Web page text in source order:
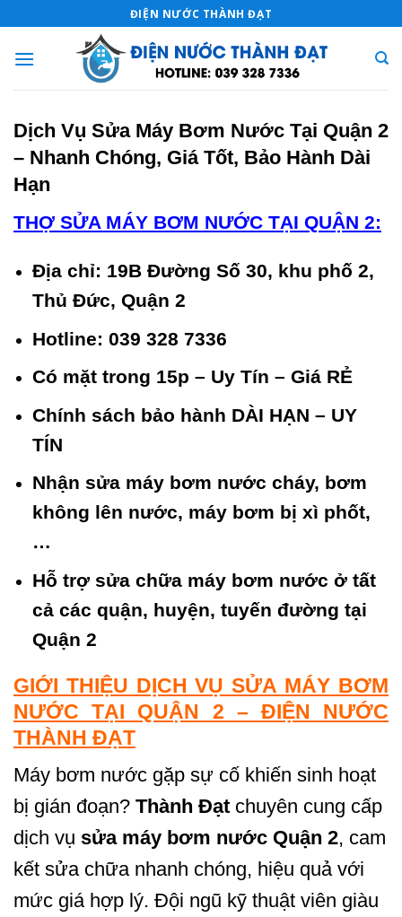
to
content
ĐIỆN NƯỚC THÀNH ĐẠT
Dịch Vụ Sửa Máy Bơm Nước Tại Quận 2
– Nhanh Chóng, Giá Tốt, Bảo Hành Dài
Hạn
THỢ SỬA MÁY BƠM NƯỚC TẠI QUẬN 2:
Địa chỉ: 19B Đường Số 30, khu phố 2,
Thủ Đức, Quận 2
Hotline: 039 328 7336
Có mặt trong 15p – Uy Tín – Giá RẺ
Chính sách bảo hành DÀI HẠN – UY
TÍN
Nhận sửa máy bơm nước cháy, bơm
không lên nước, máy bơm bị xì phốt,
…
Hỗ trợ sửa chữa máy bơm nước ở tất
cả các quận, huyện, tuyến đường tại
Quận 2
GIỚI THIỆU DỊCH VỤ SỬA MÁY BƠM
NƯỚC TẠI QUẬN 2 – ĐIỆN NƯỚC
THÀNH ĐẠT
Máy bơm nước gặp sự cố khiến sinh hoạt
bị gián đoạn? Thành Đạt chuyên cung cấp
dịch vụ sửa máy bơm nước Quận 2, cam
kết sửa chữa nhanh chóng, hiệu quả với
mức giá hợp lý. Đội ngũ kỹ thuật viên giàu